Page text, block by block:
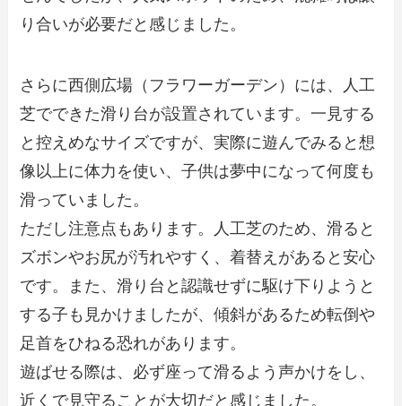
り合いが必要だと感じました。
さらに西側広場（フラワーガーデン）には、人工
芝でできた滑り台が設置されています。一見する
と控えめなサイズですが、実際に遊んでみると想
像以上に体力を使い、子供は夢中になって何度も
滑っていました。
ただし注意点もあります。人工芝のため、滑ると
ズボンやお尻が汚れやすく、着替えがあると安心
です。また、滑り台と認識せずに駆け下りようと
する子も見かけましたが、傾斜があるため転倒や
足首をひねる恐れがあります。
遊ばせる際は、必ず座って滑るよう声かけをし、
近くで見守ることが大切だと感じました。